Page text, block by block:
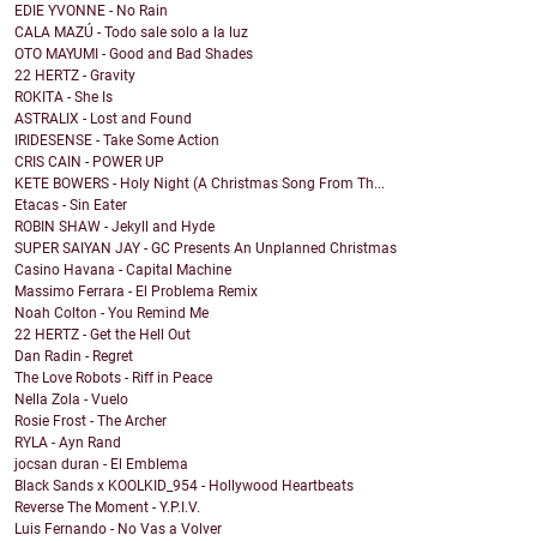
EDIE YVONNE - No Rain
CALA MAZÚ - Todo sale solo a la luz
OTO MAYUMI - Good and Bad Shades
22 HERTZ - Gravity
ROKITA - She Is
ASTRALIX - Lost and Found
IRIDESENSE - Take Some Action
CRIS CAIN - POWER UP
KETE BOWERS - Holy Night (A Christmas Song From Th...
Etacas - Sin Eater
ROBIN SHAW - Jekyll and Hyde
SUPER SAIYAN JAY - GC Presents An Unplanned Christmas
Casino Havana - Capital Machine
Massimo Ferrara - El Problema Remix
Noah Colton - You Remind Me
22 HERTZ - Get the Hell Out
Dan Radin - Regret
The Love Robots - Riff in Peace
Nella Zola - Vuelo
Rosie Frost - The Archer
RYLA - Ayn Rand
jocsan duran - El Emblema
Black Sands x KOOLKID_954 - Hollywood Heartbeats
Reverse The Moment - Y.P.I.V.
Luis Fernando - No Vas a Volver